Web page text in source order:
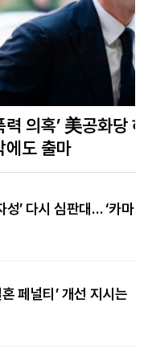
의원 3선 도전…사
성’ 다시 심판대… ‘카마
페널티’ 개선 지시는